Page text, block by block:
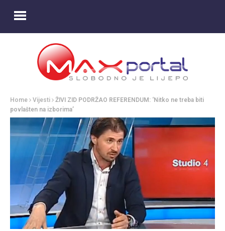
Home Vijesti
ŽIVI ZID PODRŽAO REFERENDUM: ‘Nitko ne treba biti
povlašten na izborima’